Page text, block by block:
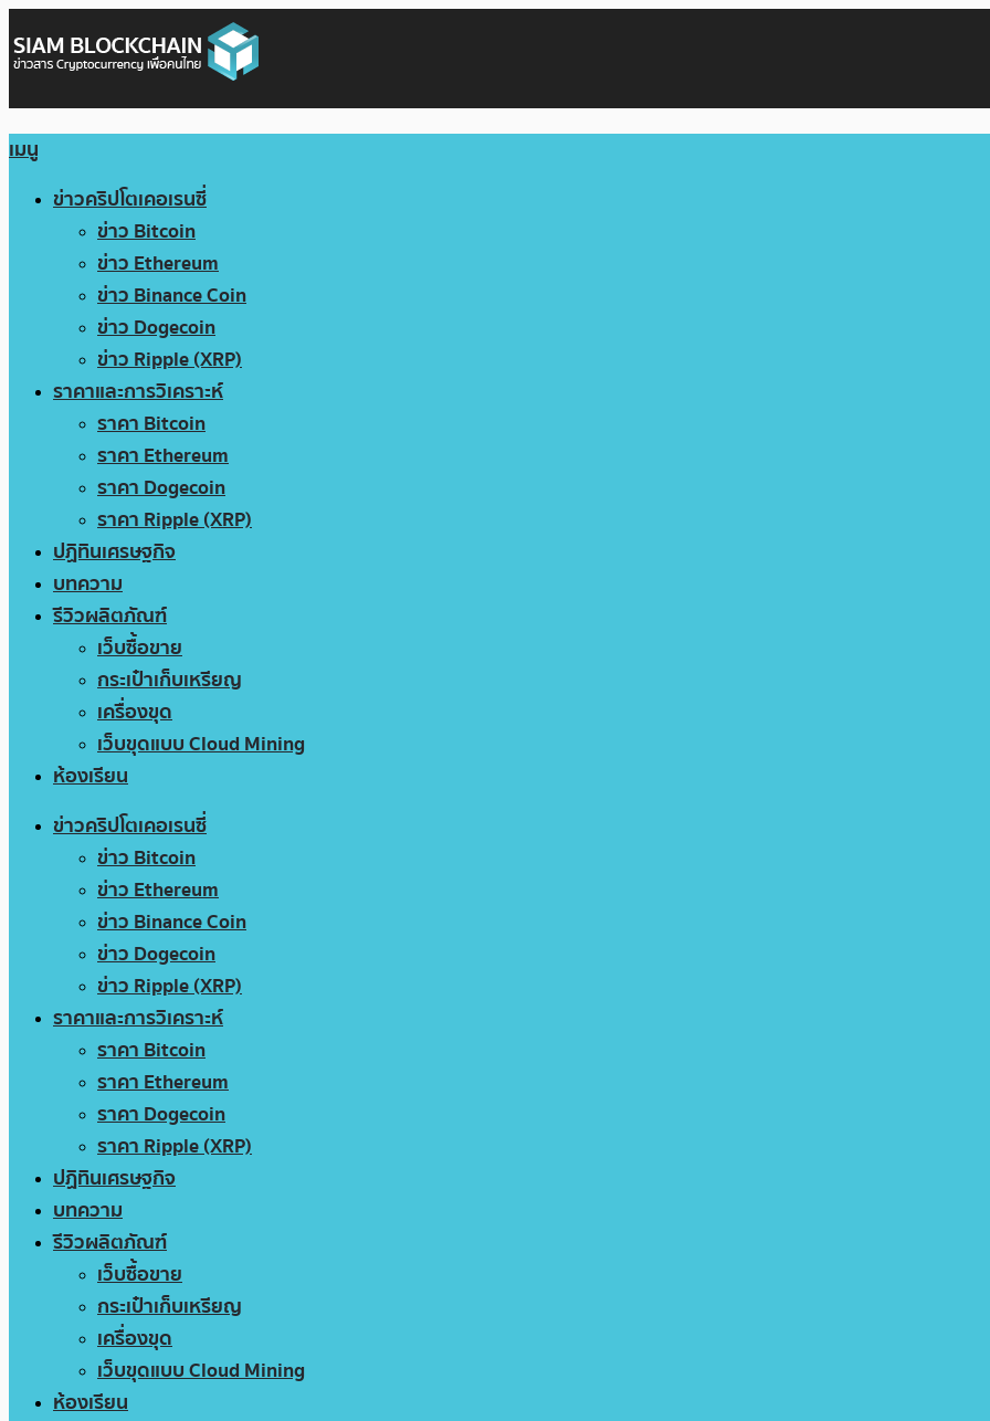
เมนู
ข่าวคริปโตเคอเรนซี่
ข่าว Bitcoin
ข่าว Ethereum
ข่าว Binance Coin
ข่าว Dogecoin
ข่าว Ripple (XRP)
ราคาและการวิเคราะห์
ราคา Bitcoin
ราคา Ethereum
ราคา Dogecoin
ราคา Ripple (XRP)
ปฏิทินเศรษฐกิจ
บทความ
รีวิวผลิตภัณฑ์
เว็บซื้อขาย
กระเป๋าเก็บเหรียญ
เครื่องขุด
เว็บขุดแบบ Cloud Mining
ห้องเรียน
ข่าวคริปโตเคอเรนซี่
ข่าว Bitcoin
ข่าว Ethereum
ข่าว Binance Coin
ข่าว Dogecoin
ข่าว Ripple (XRP)
ราคาและการวิเคราะห์
ราคา Bitcoin
ราคา Ethereum
ราคา Dogecoin
ราคา Ripple (XRP)
ปฏิทินเศรษฐกิจ
บทความ
รีวิวผลิตภัณฑ์
เว็บซื้อขาย
กระเป๋าเก็บเหรียญ
เครื่องขุด
เว็บขุดแบบ Cloud Mining
ห้องเรียน